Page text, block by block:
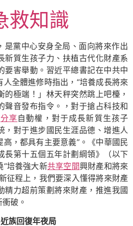
救知識
是黨中心安身全局、面向將來作出
新質生孩子力、扶植古代化財產系
要害舉動。習近平總書記在中共中
全體進修時指出，“培養成長將來
的極端！」林天秤突然跳上吧檯，
聲音發布指令。，對于搶占科技和
分享自動權，對于成長新質生孩子
，對于進步國民生涯品德、增進人
，都具有主要意義”。《中華國民
長第十五個五年計劃綱領》（以下
“培養強大新共享空間興財產和將來
征程上，我們要深入懂得將來財產
精力超前策劃將來財產，推進我國
破。
族回復年夜局